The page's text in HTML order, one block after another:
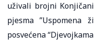
uživali brojni
pjesma ”Uspomena
posvećena